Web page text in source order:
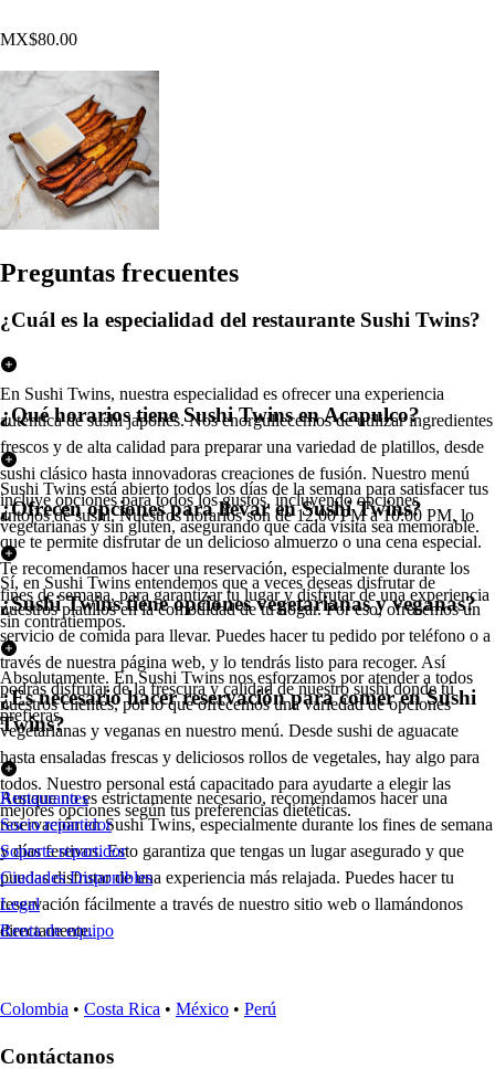
MX$80.00
Preguntas frecuentes
¿Cuál es la especialidad del restaurante Sushi Twins?
En Sushi Twins, nuestra especialidad es ofrecer una experiencia
auténtica de sushi japonés. Nos enorgullecemos de utilizar ingredientes
frescos y de alta calidad para preparar una variedad de platillos, desde
sushi clásico hasta innovadoras creaciones de fusión. Nuestro menú
incluye opciones para todos los gustos, incluyendo opciones
vegetarianas y sin gluten, asegurando que cada visita sea memorable.
¿Qué horarios tiene Sushi Twins en Acapulco?
Sushi Twins está abierto todos los días de la semana para satisfacer tus
antojos de sushi. Nuestros horarios son de 12:00 PM a 10:00 PM, lo
que te permite disfrutar de un delicioso almuerzo o una cena especial.
Te recomendamos hacer una reservación, especialmente durante los
fines de semana, para garantizar tu lugar y disfrutar de una experiencia
sin contratiempos.
¿Ofrecen opciones para llevar en Sushi Twins?
Sí, en Sushi Twins entendemos que a veces deseas disfrutar de
nuestros platillos en la comodidad de tu hogar. Por eso, ofrecemos un
servicio de comida para llevar. Puedes hacer tu pedido por teléfono o a
través de nuestra página web, y lo tendrás listo para recoger. Así
podrás disfrutar de la frescura y calidad de nuestro sushi donde tú
prefieras.
¿Sushi Twins tiene opciones vegetarianas y veganas?
Absolutamente. En Sushi Twins nos esforzamos por atender a todos
nuestros clientes, por lo que ofrecemos una variedad de opciones
vegetarianas y veganas en nuestro menú. Desde sushi de aguacate
hasta ensaladas frescas y deliciosos rollos de vegetales, hay algo para
todos. Nuestro personal está capacitado para ayudarte a elegir las
mejores opciones según tus preferencias dietéticas.
¿Es necesario hacer reservación para comer en Sushi
Twins?
Aunque no es estrictamente necesario, recomendamos hacer una
reservación en Sushi Twins, especialmente durante los fines de semana
y días festivos. Esto garantiza que tengas un lugar asegurado y que
puedas disfrutar de una experiencia más relajada. Puedes hacer tu
reservación fácilmente a través de nuestro sitio web o llamándonos
directamente.
Restaurantes
Socio repartidor
Soporte repartidor
Ciudades Disponibles
Legal
Renta de equipo
Colombia • Costa Rica • México • Perú
Contáctanos